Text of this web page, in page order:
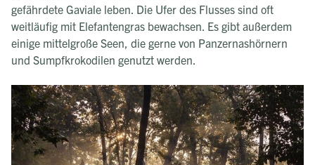
gefährdete Gaviale leben. Die Ufer des Flusses sind oft
weitläufig mit Elefantengras bewachsen. Es gibt außerdem
einige mittelgroße Seen, die gerne von Panzernashörnern
und Sumpfkrokodilen genutzt werden.